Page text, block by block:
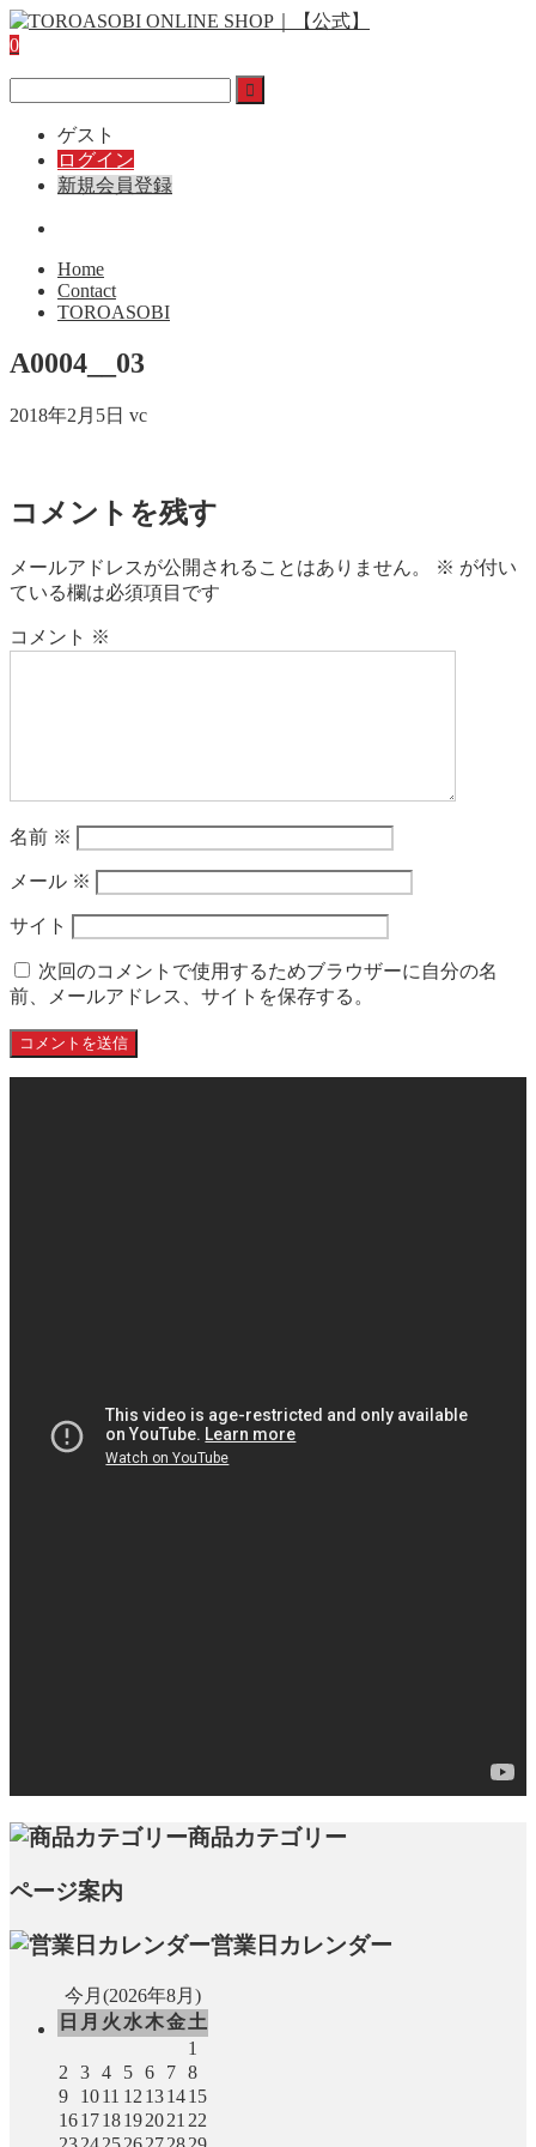
0
ゲスト
ログイン
新規会員登録
Home
Contact
TOROASOBI
A0004__03
2018年2月5日 vc
コメントを残す
メールアドレスが公開されることはありません。 ※ が付い
ている欄は必須項目です
コメント ※
名前 ※
メール ※
サイト
次回のコメントで使用するためブラウザーに自分の名
前、メールアドレス、サイトを保存する。
商品カテゴリー
ページ案内
営業日カレンダー
今月(2026年8月)
日 月 火 水木金土
1
2
3 4 5 6 7 8
9
1011 12 131415
161718192021 22